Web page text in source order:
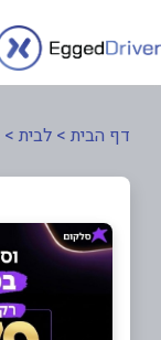
דף הבית > לבית >